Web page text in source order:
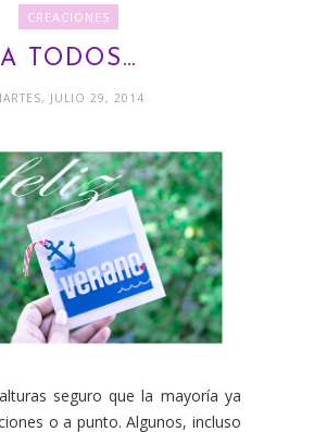
CREACIONES
A TODOS…
JULIO 29, 2014
seguro que la mayoría ya
o a punto. Algunos, incluso